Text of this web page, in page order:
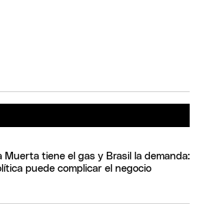
Muerta tiene el gas y Brasil la demanda:
puede complicar el negocio